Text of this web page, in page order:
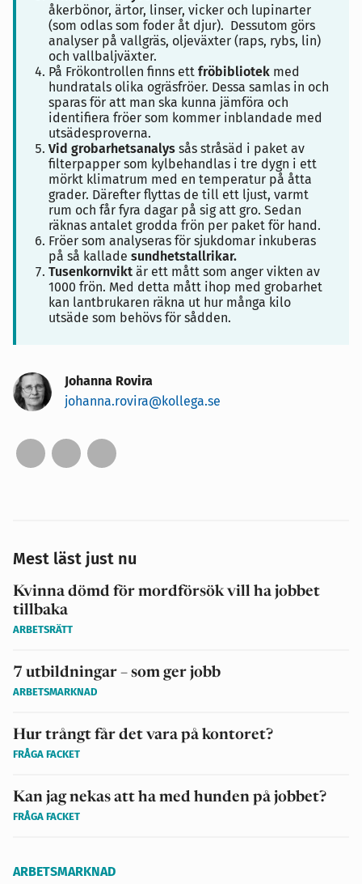
åkerbönor, ärtor, linser, vicker och lupinarter
(som odlas som foder åt djur). Dessutom görs
analyser på vallgräs, oljeväxter (raps, rybs, lin)
och vallbaljväxter.
På Frökontrollen finns ett fröbibliotek med
hundratals olika ogräsfröer. Dessa samlas in och
sparas för att man ska kunna jämföra och
identifiera fröer som kommer inblandade med
utsädesproverna.
Vid grobarhetsanalys sås stråsäd i paket av
filterpapper som kylbehandlas i tre dygn i ett
mörkt klimatrum med en temperatur på åtta
grader. Därefter flyttas de till ett ljust, varmt
rum och får fyra dagar på sig att gro. Sedan
räknas antalet grodda frön per paket för hand.
Fröer som analyseras för sjukdomar inkuberas
på så kallade sundhetstallrikar.
Tusenkornvikt är ett mått som anger vikten av
1000 frön. Med detta mått ihop med grobarhet
kan lantbrukaren räkna ut hur många kilo
utsäde som behövs för sådden.
Johanna Rovira
johanna.rovira@kollega.se
Mest läst just nu
Kvinna dömd för mordförsök vill ha jobbet
tillbaka
ARBETSRÄTT
7 utbildningar – som ger jobb
ARBETSMARKNAD
Hur trångt får det vara på kontoret?
FRÅGA FACKET
Kan jag nekas att ha med hunden på jobbet?
FRÅGA FACKET
ARBETSMARKNAD